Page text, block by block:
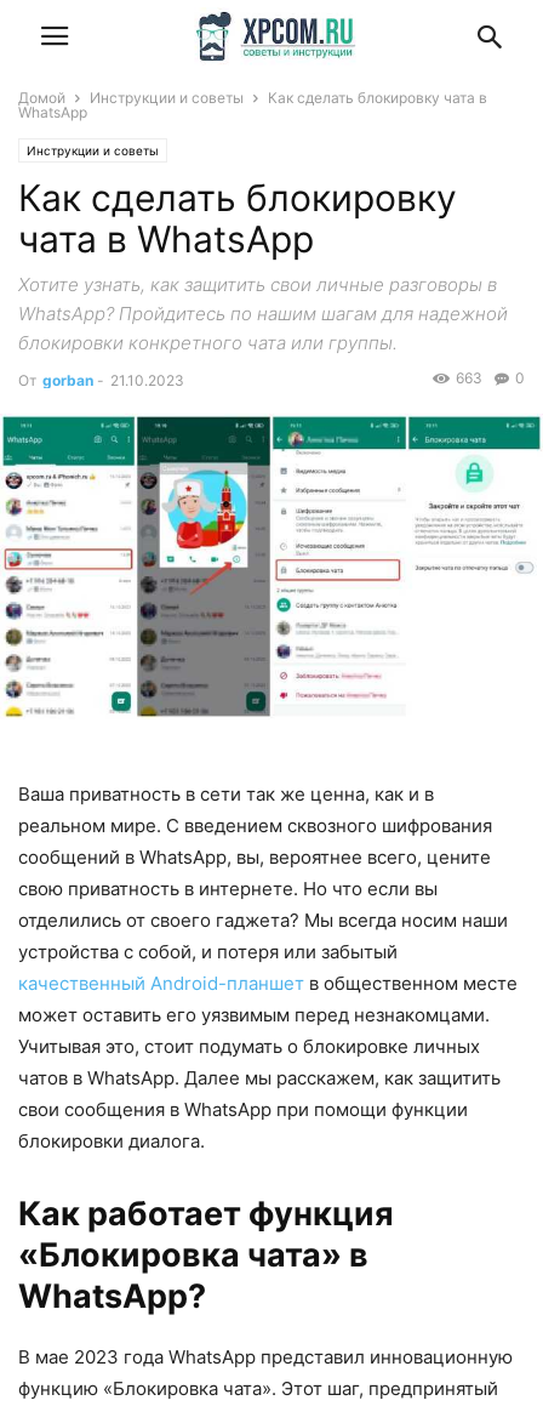
Домой Инструкции и советы
Как сделать блокировку чата в
WhatsApp
Инструкции и советы
Как сделать блокировку
чата в WhatsApp
Хотите узнать, как защитить свои личные разговоры в
WhatsApp? Пройдитесь по нашим шагам для надежной
блокировки конкретного чата или группы.
От gorban - 21.10.2023 0
663
Ваша приватность в сети так же ценна, как и в
реальном мире. С введением сквозного шифрования
сообщений в WhatsApp, вы, вероятнее всего, цените
свою приватность в интернете. Но что если вы
отделились от своего гаджета? Мы всегда носим наши
устройства с собой, и потеря или забытый
качественный Android-планшет в общественном месте
может оставить его уязвимым перед незнакомцами.
Учитывая это, стоит подумать о блокировке личных
чатов в WhatsApp. Далее мы расскажем, как защитить
свои сообщения в WhatsApp при помощи функции
блокировки диалога.
Как работает функция
«Блокировка чата» в
WhatsApp?
В мае 2023 года WhatsApp представил инновационную
функцию «Блокировка чата». Этот шаг, предпринятый